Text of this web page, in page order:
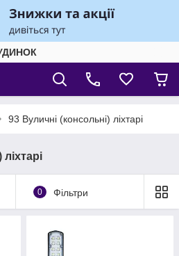
93 Вуличні (консольні) ліхтарі
0 Фільтри